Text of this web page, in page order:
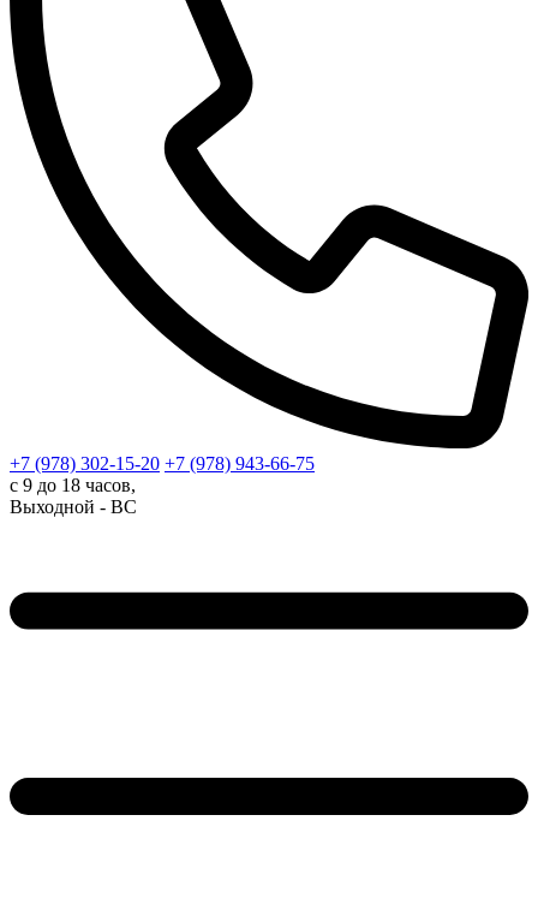
+7 (978) 302-15-20 +7 (978) 943-66-75
с 9 до 18 часов,
Выходной - ВС